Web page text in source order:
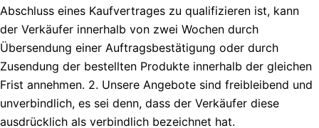
Abschluss eines Kaufvertrages zu qualifizieren ist, kann
der Verkäufer innerhalb von zwei Wochen durch
Übersendung einer Auftragsbestätigung oder durch
Zusendung der bestellten Produkte innerhalb der gleichen
Frist annehmen. 2. Unsere Angebote sind freibleibend und
unverbindlich, es sei denn, dass der Verkäufer diese
ausdrücklich als verbindlich bezeichnet hat.